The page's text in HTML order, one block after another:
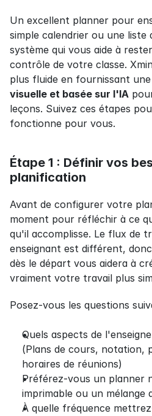
Un excellent planner pour
simple calendrier ou une
système qui vous aide à
contrôle de votre classe.
plus fluide en fournissant
visuelle et basée sur l'IA
leçons. Suivez ces étapes
fonctionne pour vous.
Étape 1 : Définir vos
planification
Avant de configurer votre
moment pour réfléchir à ce
qu'il accomplisse. Le flux de
enseignant est différent,
dès le départ vous aidera à
vraiment votre travail plus
Posez-vous les questions
Quels aspects de
(Plans de cours, notation,
horaires de réunions)
Préférez-vous un planner
imprimable ou un mélange
À quelle fréquence